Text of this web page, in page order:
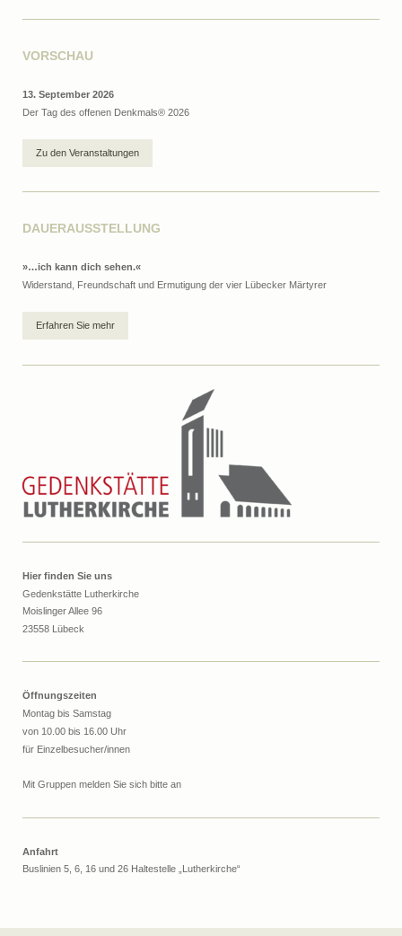
VORSCHAU
13. September 2026
Der Tag des offenen Denkmals® 2026
Zu den Veranstaltungen
DAUERAUSSTELLUNG
»…ich kann dich sehen.«
Widerstand, Freundschaft und Ermutigung der vier Lübecker Märtyrer
Erfahren Sie mehr
Hier finden Sie uns
Gedenkstätte Lutherkirche
Moislinger Allee 96
23558 Lübeck
Öffnungszeiten
Montag bis Samstag
von 10.00 bis 16.00 Uhr
für Einzelbesucher/innen
Mit Gruppen melden Sie sich bitte an
Anfahrt
Buslinien 5, 6, 16 und 26 Haltestelle „Lutherkirche“